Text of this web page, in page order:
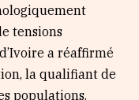
tensions
a réaffirmé
la qualifiant de
populations.